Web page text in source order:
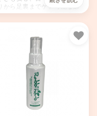
から足裏までケア可能な部
ア用スプレー。大豆由来の
成分で除菌・汚れ落とし・
イケア・保湿・コーティン
実現。使いやすく香りも優お気